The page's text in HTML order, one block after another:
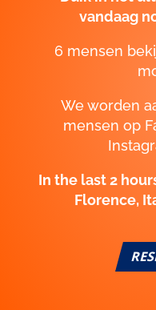
vandaag
6 mensen
We worden
mensen op